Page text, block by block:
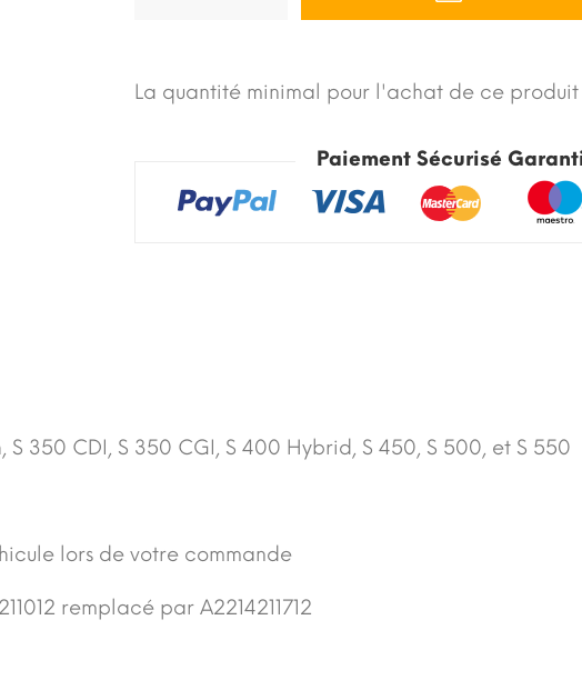
La quantité minimal pour l'achat de ce produit
Paiement Sécurisé
350 CDI, S 350 CGI, S 400 Hybrid, S 450, S 500, et S 550
lors de votre commande
remplacé par A2214211712